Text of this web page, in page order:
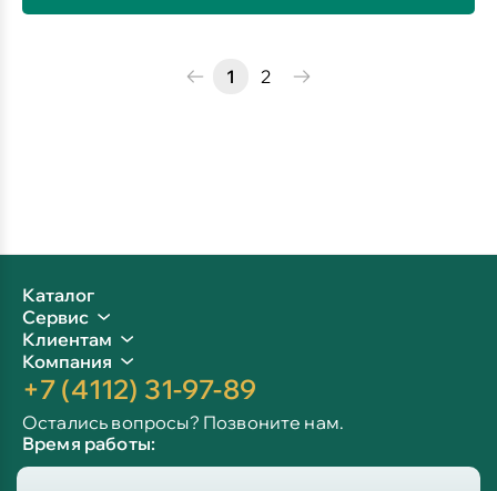
1 2
Каталог
Сервис
Клиентам
Компания
+7 (4112) 31-97-89
Остались вопросы? Позвоните нам.
Время работы: